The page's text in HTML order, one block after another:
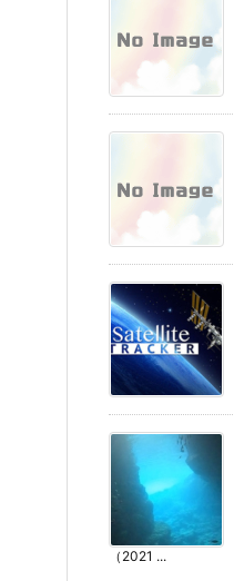
（2021 ...